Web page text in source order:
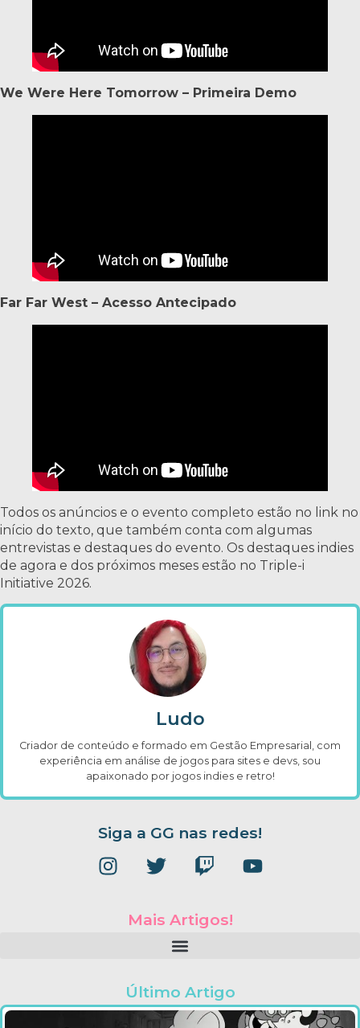
We Were Here Tomorrow – Primeira Demo
Far Far West – Acesso Antecipado
Todos os anúncios e o evento completo estão no link no
início do texto, que também conta com algumas
entrevistas e destaques do evento. Os destaques indies
de agora e dos próximos meses estão no Triple-i
Initiative 2026.
Ludo
Criador de conteúdo e formado em Gestão Empresarial, com
experiência em análise de jogos para sites e devs, sou
apaixonado por jogos indies e retro!
Siga a GG nas redes!
Mais Artigos!
Último Artigo